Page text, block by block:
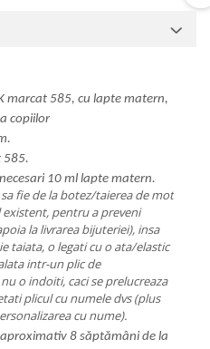
marcat 585, cu lapte matern,
copiilor
585.
10 ml lapte matern.
fie de la botez/taierea de mot
pentru a preveni
la livrarea bijuteriei), insa
taiata, o legati cu o ata/elastic
intr-un plic de
o indoiti, caci se prelucreaza
plicul cu numele dvs (plus
cu nume).
8 săptămâni de la